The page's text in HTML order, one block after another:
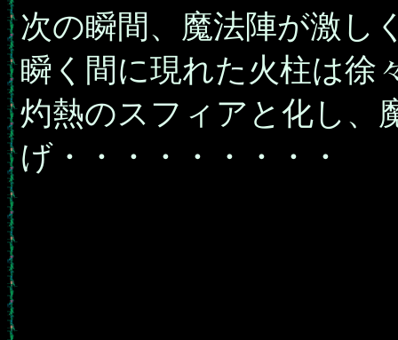
次の瞬間、魔法陣が激し
瞬く間に現れた火柱は徐
灼熱のスフィアと化し、
げ・・・・・・・・・